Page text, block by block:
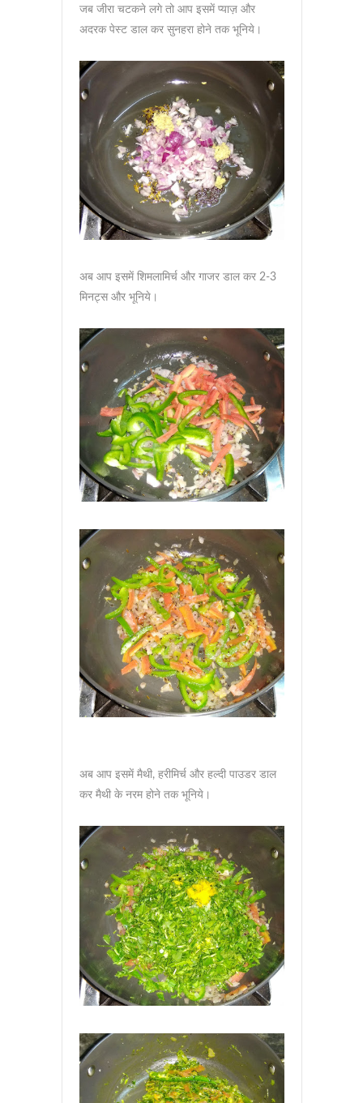
जब जीरा चटकने लगे तो आप इसमें प्याज़ और
अदरक पेस्ट डाल कर सुनहरा होने तक भूनिये।
अब आप इसमें शिमलामिर्च और गाजर डाल कर 2-3
मिनट्स और भूनिये।
अब आप इसमें मैथी, हरीमिर्च और हल्दी पाउडर डाल
कर मैथी के नरम होने तक भूनिये।